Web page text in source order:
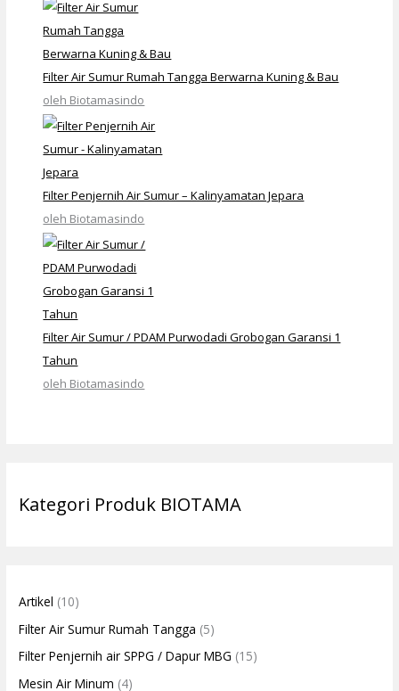
Filter Air Sumur Rumah Tangga Berwarna Kuning & Bau
oleh Biotamasindo
Filter Penjernih Air Sumur – Kalinyamatan Jepara
oleh Biotamasindo
Filter Air Sumur / PDAM Purwodadi Grobogan Garansi 1
Tahun
oleh Biotamasindo
Kategori Produk BIOTAMA
Artikel (10)
Filter Air Sumur Rumah Tangga (5)
Filter Penjernih air SPPG / Dapur MBG (15)
Mesin Air Minum (4)